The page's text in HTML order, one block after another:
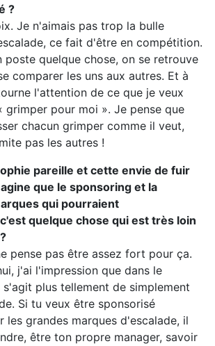
?
Je n'aimais pas trop la bulle
ce fait d'être en compétition.
poste quelque chose, on se retrouve
comparer les uns aux autres. Et à
l'attention de ce que je veux
grimper pour moi ». Je pense que
chacun grimper comme il veut,
pas les autres !
pareille et cette envie de fuir
que le sponsoring et la
qui pourraient
quelque chose qui est très loin
pense pas être assez fort pour ça.
j'ai l'impression que dans le
s'agit plus tellement de simplement
Si tu veux être sponsorisé
les grandes marques d'escalade, il
être ton propre manager, savoir